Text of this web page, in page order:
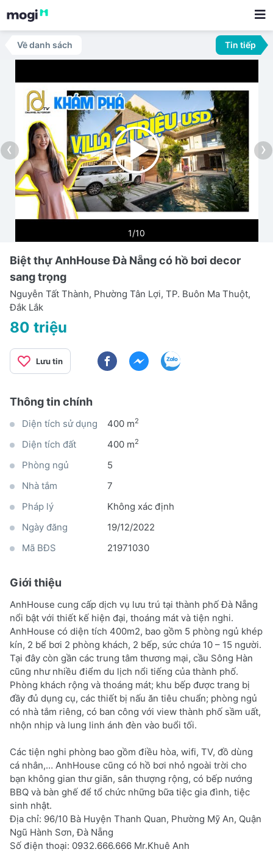
Về danh sách Tin tiếp
‹ ›
1/10
Biệt thự AnhHouse Đà Nẵng có hồ bơi decor
sang trọng
Nguyễn Tất Thành, Phường Tân Lợi, TP. Buôn Ma Thuột,
Đắk Lắk
80 triệu
Lưu tin
Thông tin chính
Diện tích sử dụng 400 m2
Diện tích đất 400 m2
Phòng ngủ
5
Nhà tắm
7
Pháp lý
Không xác định
Ngày đăng
19/12/2022
Mã BĐS
21971030
Giới thiệu
AnhHouse cung cấp dịch vụ lưu trú tại thành phố Đà Nẵng
nổi bật với thiết kế hiện đại, thoáng mát và tiện nghi.
AnhHouse có diện tích 400m2, bao gồm 5 phòng ngủ khép
kín, 2 bể bơi 2 phòng khách, 2 bếp, sức chứa 10 – 15 người.
Tại đây còn gần các trung tâm thương mại, cầu Sông Hàn
cũng như nhiều điểm du lịch nổi tiếng của thành phố.
Phòng khách rộng và thoáng mát; khu bếp được trang bị
đầy đủ dụng cụ, các thiết bị nấu ăn tiêu chuẩn; phòng ngủ
có nhà tắm riêng, có ban công với view thành phố sầm uất,
nhộn nhịp và lung linh ánh đèn vào buổi tối.
Các tiện nghi phòng bao gồm điều hòa, wifi, TV, đồ dùng
cá nhân,… AnhHouse cũng có hồ bơi nhỏ ngoài trời cho
bạn không gian thư giãn, sân thượng rộng, có bếp nướng
BBQ và bàn ghế để tổ chức những bữa tiệc gia đình, tiệc
sinh nhật.
Địa chỉ: 96/10 Bà Huyện Thanh Quan, Phường Mỹ An, Quận
Ngũ Hành Sơn, Đà Nẵng
Số điện thoại: 0932.666.666 Mr.Khuê Anh